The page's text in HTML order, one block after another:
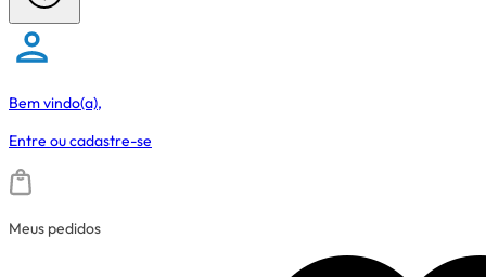
Bem vindo(a),
Entre oucadastre-se
Meus pedidos